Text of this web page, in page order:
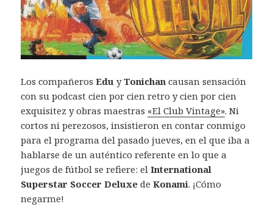
Los compañerosEdu yTonichan causan sensación
con su podcast cien por cien retro y cien por cien
exquisitez y obras maestras «El Club Vintage». Ni
cortos ni perezosos, insistieron en contar conmigo
para el programa del pasado jueves, en el que iba a
hablarse de un auténtico referente en lo que a
juegos de fútbol se refiere: elInternational
Superstar Soccer Deluxe deKonami. ¡Cómo
negarme!